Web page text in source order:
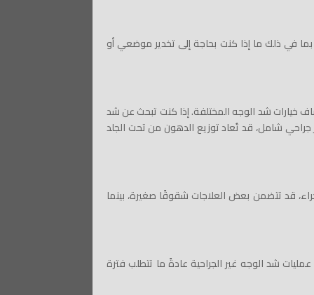
بما في ذلك ما إذا كنت بحاجة إلى تخدير موضعي أو
خيارات شد الوجه المختلفة. إذا كنت تبحث عن شد
جراحي شامل، قد تُعاد توزيع الدهون من تحت الجلد
قد تتضمن بعض العلاجات شقوقًا صغيرة، بينما
شد الوجه غير الجراحية عادةً ما تتطلب فترة